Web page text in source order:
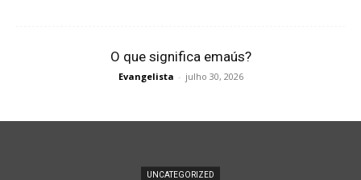
O que significa emaús?
Evangelista - julho 30, 2026
UNCATEGORIZED